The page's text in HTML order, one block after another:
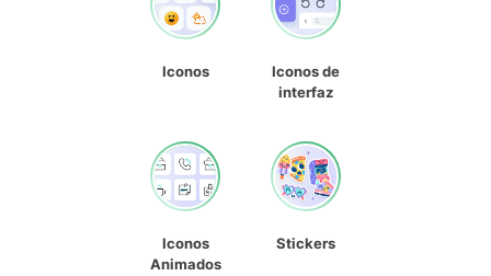
Iconos
Iconos de
interfaz
Iconos
Animados
Stickers